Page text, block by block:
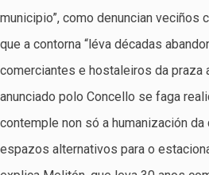
municipio”, como denuncian veciños
que a contorna “léva décadas
comerciantes e hostaleiros da praza
anunciado polo Concello se faga
contemple non só a humanización
espazos alternativos para o